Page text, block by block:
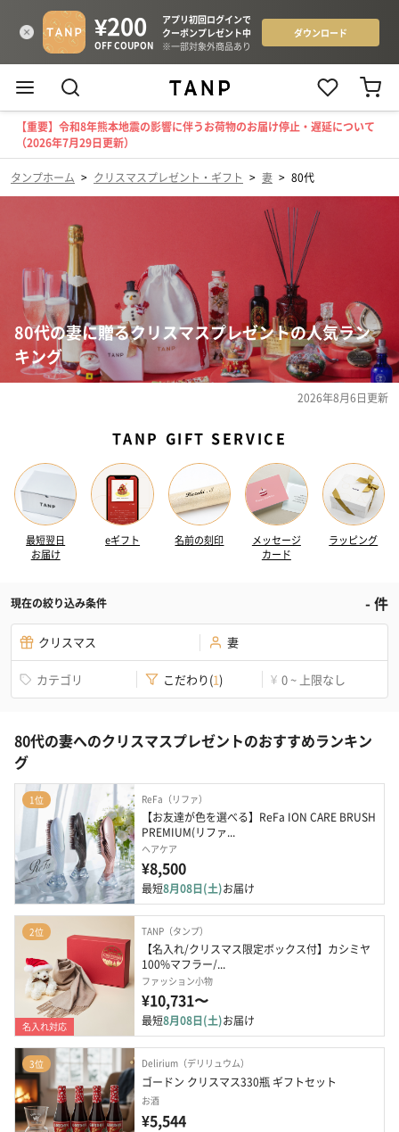
【重要】令和8年熊本地震の影響に伴うお荷物のお届け停止・遅延について
（2026年7月29日更新）
タンプホーム > クリスマスプレゼント・ギフト > 妻 > 80代
80代の妻に贈るクリスマスプレゼントの人気ラン
キング
2026年8月6日更新
TANP GIFT SERVICE
最短翌日
お届け
eギフト 名前の刻印
メッセージ
カード
ラッピング
現在の絞り込み条件 -件
クリスマス 妻
カテゴリ こだわり(1) ¥ 0 ~ 上限なし
80代の妻へのクリスマスプレゼントのおすすめランキン
グ
1位 ReFa（リファ）
【お友達が色を選べる】ReFa ION CARE BRUSH
PREMIUM(リファ...
ヘアケア
¥8,500
最短8月08日(土)お届け
2位
名入れ対応
TANP（タンプ）
【名入れ/クリスマス限定ボックス付】カシミヤ
100%マフラー/...
ファッション小物
¥10,731〜
最短8月08日(土)お届け
3位 Delirium（デリリュウム）
ゴードン クリスマス330瓶 ギフトセット
お酒
¥5,544